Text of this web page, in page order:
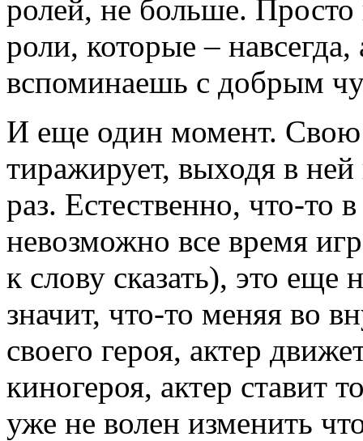
ролей, не больше. Просто
роли, которые –
вспоминаешь с добрым
И еще один момент. Свою
тиражирует, выходя в
раз. Естественно, что-то
невозможно все время
к слову сказать), это
значит, что-то меняя во
своего героя, актер
киногероя, актер ставит
уже не волен изменить